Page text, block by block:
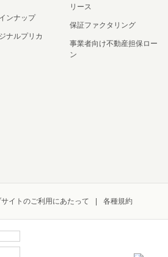
ンナップ
ナルプリカ
リース
保証ファクタリング
事業者向け不動産担保ロー
ン
イトのご利用にあたって 各種規約